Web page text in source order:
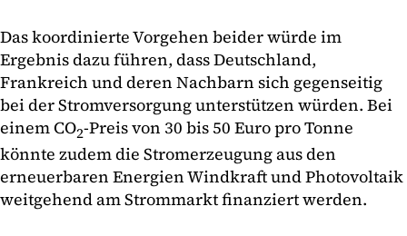
Das koordinierte Vorgehen beider würde im
Ergebnis dazu führen, dass Deutschland,
Frankreich und deren Nachbarn sich gegenseitig
bei der Stromversorgung unterstützen würden. Bei
einem CO2-Preis von 30 bis 50 Euro pro Tonne
könnte zudem die Stromerzeugung aus den
erneuerbaren Energien Windkraft und Photovoltaik
weitgehend am Strommarkt finanziert werden.